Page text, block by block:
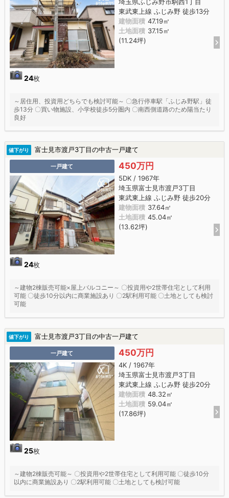
24枚
東武東上線 ふじみ野 徒歩13分
建物面積 47.19㎡
土地面積 37.15㎡
(11.24坪)
～居住用、投資用どちらでも検討可能～ 〇急行停車駅「ふじみ野駅」徒
歩13分 〇買い物施設、小学校徒歩5分圏内 〇南西側道路のため陽当たり
良好
値下がり 富士見市渡戸3丁目の中古一戸建て
一戸建て
24枚
450万円
5DK / 1967年
埼玉県富士見市渡戸3丁目
東武東上線 ふじみ野 徒歩20分
建物面積 37.64㎡
土地面積 45.04㎡
(13.62坪)
～建物2棟販売可能×屋上バルコニー～ 〇投資用や2世帯住宅として利用
可能 〇徒歩10分以内に商業施設あり 〇2駅利用可能 〇土地としても検討
可能
値下がり 富士見市渡戸3丁目の中古一戸建て
一戸建て
25枚
450万円
4K / 1967年
埼玉県富士見市渡戸3丁目
東武東上線 ふじみ野 徒歩20分
建物面積 48.32㎡
土地面積 59.04㎡
(17.86坪)
～建物2棟販売可能～ 〇投資用や2世帯住宅として利用可能 〇徒歩10分
以内に商業施設あり 〇2駅利用可能 〇土地としても検討可能